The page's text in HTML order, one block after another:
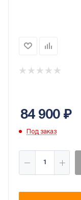
84 900₽
Под заказ